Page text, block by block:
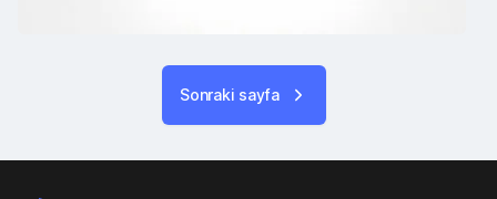
Sonraki sayfa